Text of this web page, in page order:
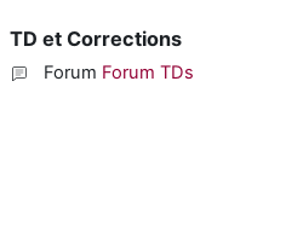
TD et Corrections
Forum Forum TDs